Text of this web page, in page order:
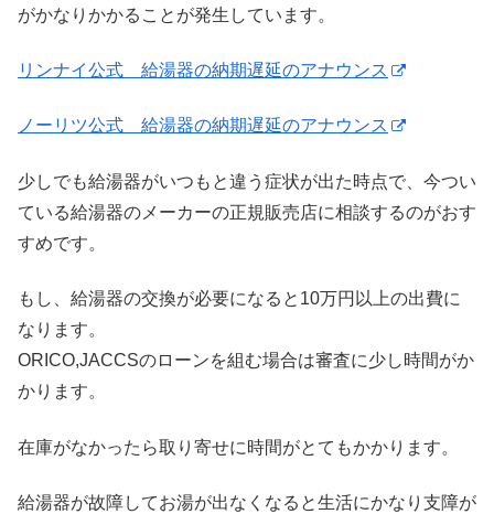
がかなりかかることが発生しています。
リンナイ公式 給湯器の納期遅延のアナウンス
ノーリツ公式 給湯器の納期遅延のアナウンス
少しでも給湯器がいつもと違う症状が出た時点で、今つい
ている給湯器のメーカーの正規販売店に相談するのがおす
すめです。
もし、給湯器の交換が必要になると10万円以上の出費に
なります。
ORICO,JACCSのローンを組む場合は審査に少し時間がか
かります。
在庫がなかったら取り寄せに時間がとてもかかります。
給湯器が故障してお湯が出なくなると生活にかなり支障が